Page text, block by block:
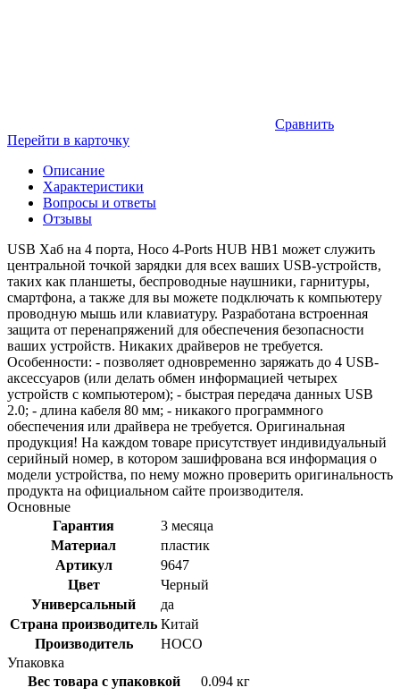
Сравнить
Перейти в карточку
Описание
Характеристики
Вопросы и ответы
Отзывы
USB Хаб на 4 порта, Hoco 4-Ports HUB HB1 может служить
центральной точкой зарядки для всех ваших USB-устройств,
таких как планшеты, беспроводные наушники, гарнитуры,
смартфона, а также для вы можете подключать к компьютеру
проводную мышь или клавиатуру. Разработана встроенная
защита от перенапряжений для обеспечения безопасности
ваших устройств. Никаких драйверов не требуется.
Особенности: - позволяет одновременно заряжать до 4 USB-
аксессуаров (или делать обмен информацией четырех
устройств с компьютером); - быстрая передача данных USB
2.0; - длина кабеля 80 мм; - никакого программного
обеспечения или драйвера не требуется. Оригинальная
продукция! На каждом товаре присутствует индивидуальный
серийный номер, в котором зашифрована вся информация о
модели устройства, по нему можно проверить оригинальность
продукта на официальном сайте производителя.
Основные
Гарантия
3 месяца
Материал
пластик
Артикул
9647
Цвет
Черный
Универсальный
да
Страна производитель Китай
Производитель
HOCO
Упаковка
Вес товара с упаковкой
0.094 кг